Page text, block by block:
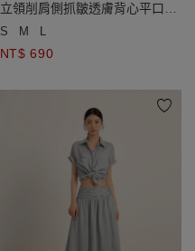
立領削肩側抓皺透膚背心平口小
可愛套裝
S M L
NT$ 690